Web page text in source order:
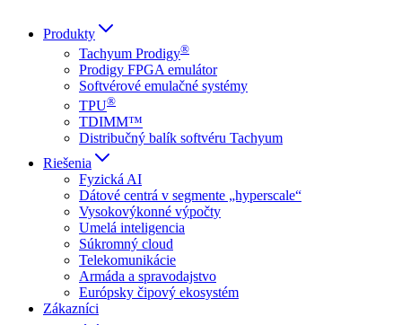
Produkty
Tachyum Prodigy®
Prodigy FPGA emulátor
Softvérové emulačné systémy
TPU®
TDIMM™
Distribučný balík softvéru Tachyum
Riešenia
Fyzická AI
Dátové centrá v segmente „hyperscale“
Vysokovýkonné výpočty
Umelá inteligencia
Súkromný cloud
Telekomunikácie
Armáda a spravodajstvo
Európsky čipový ekosystém
Zákazníci